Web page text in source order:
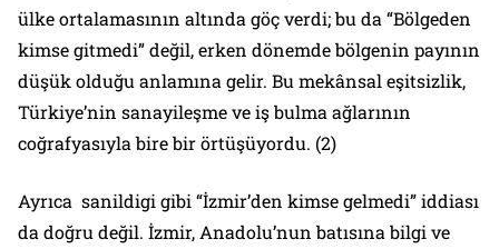
ülke ortalamasının altında göç verdi; bu da “Bölgeden
kimse gitmedi” değil, erken dönemde bölgenin payının
düşük olduğu anlamına gelir. Bu mekânsal eşitsizlik,
Türkiye’nin sanayileşme ve iş bulma ağlarının
coğrafyasıyla bire bir örtüşüyordu. (2)
Ayrıca sanildigi gibi “İzmir’den kimse gelmedi” iddiası
da doğru değil. İzmir, Anadolu’nun batısına bilgi ve